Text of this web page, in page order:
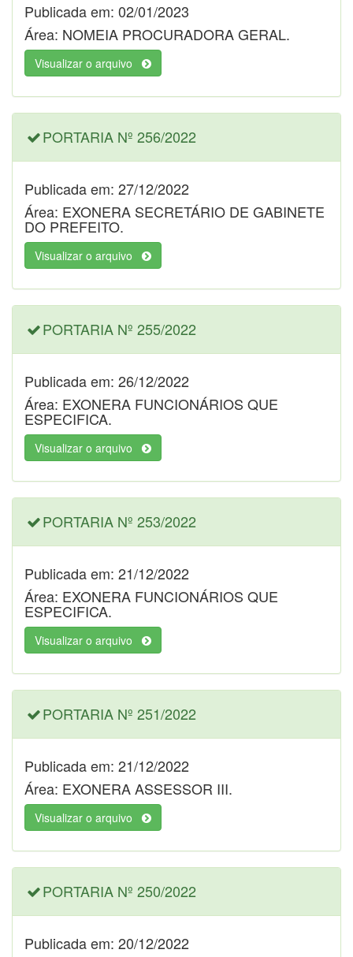
Publicada em: 02/01/2023
Área: NOMEIA PROCURADORA GERAL.
Visualizar o arquivo
PORTARIA Nº 256/2022
Publicada em: 27/12/2022
Área: EXONERA SECRETÁRIO DE GABINETE
DO PREFEITO.
Visualizar o arquivo
PORTARIA Nº 255/2022
Publicada em: 26/12/2022
Área: EXONERA FUNCIONÁRIOS QUE
ESPECIFICA.
Visualizar o arquivo
PORTARIA Nº 253/2022
Publicada em: 21/12/2022
Área: EXONERA FUNCIONÁRIOS QUE
ESPECIFICA.
Visualizar o arquivo
PORTARIA Nº 251/2022
Publicada em: 21/12/2022
Área: EXONERA ASSESSOR III.
Visualizar o arquivo
PORTARIA Nº 250/2022
Publicada em: 20/12/2022